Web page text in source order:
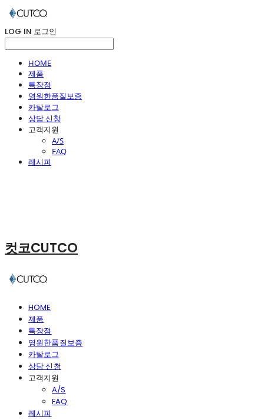
LOG IN 로그인
HOME
제품
특장점
영원한품질보증
카탈로그
상담 신청
고객지원
A/S
FAQ
레시피
컷코CUTCO
HOME
제품
특장점
영원한품질보증
카탈로그
상담 신청
고객지원
A/S
FAQ
레시피